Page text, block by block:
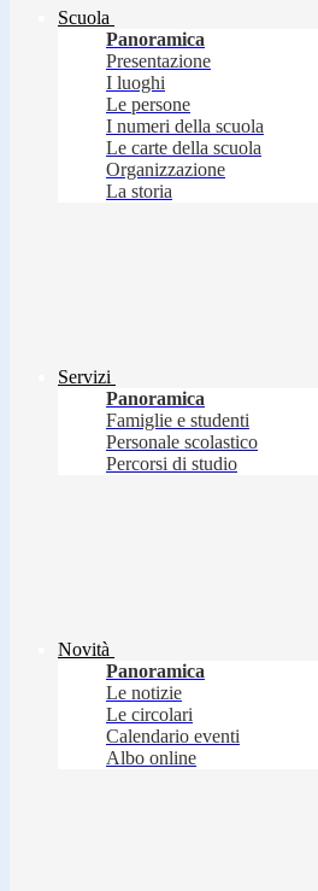
Scuola
Panoramica
Presentazione
I luoghi
Le persone
I numeri della scuola
Le carte della scuola
Organizzazione
La storia
Servizi
Panoramica
Famiglie e studenti
Personale scolastico
Percorsi di studio
Novità
Panoramica
Le notizie
Le circolari
Calendario eventi
Albo online